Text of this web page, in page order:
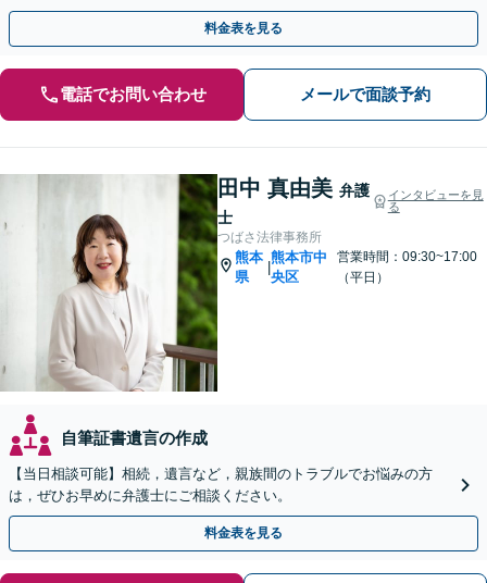
受付可】【休日・夜間相談可】
料金表を見る
電話でお問い合わせ メールで面談予約
田中 真由美 弁護
士
インタビューを見
る
つばさ法律事務所
熊本
県
熊本市中
央区
営業時間：09:30~17:00
（平日）
自筆証書遺言の作成
【当日相談可能】相続，遺言など，親族間のトラブルでお悩みの方
は，ぜひお早めに弁護士にご相談ください。
料金表を見る